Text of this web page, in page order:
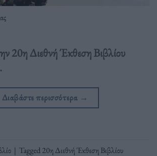
20η Διεθνή Έκθεση Βιβλίου
Διαβάστε περισσότερα →
| Tagged20η Διεθνή Έκθεση Βιβλίου